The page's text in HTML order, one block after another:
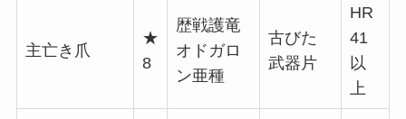
主亡き爪
★
8
歴戦護竜
オドガロ
ン亜種
古びた
武器片
HR
41
以
上